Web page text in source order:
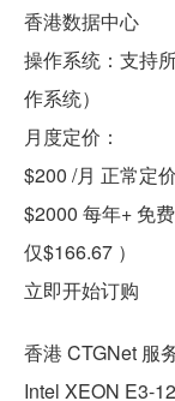
香港数据中心
操作系统：支持
作系统）
月度定价：
$200 /月 正常定
$2000 每年+ 免
仅$166.67 ）
立即开始订购
香港 CTGNet 服
Intel XEON E3-